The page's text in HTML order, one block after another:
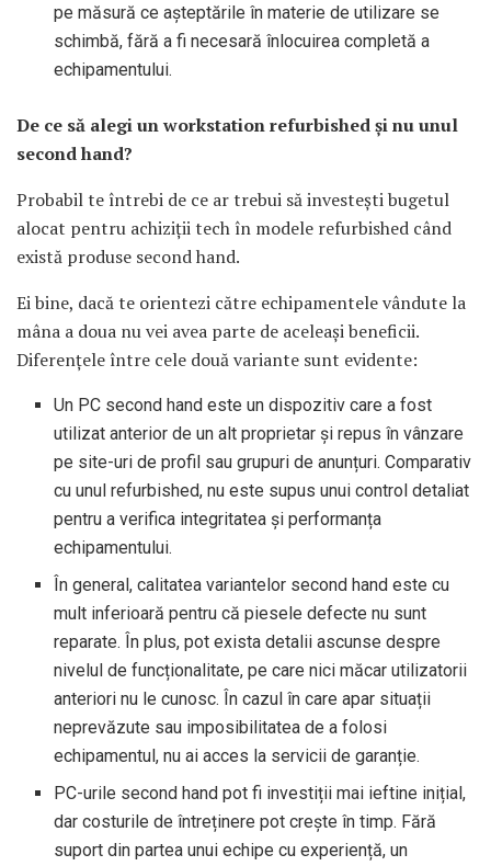
pe măsură ce așteptările în materie de utilizare se
schimbă, fără a fi necesară înlocuirea completă a
echipamentului.
De ce să alegi un workstation refurbished și nu unul
second hand?
Probabil te întrebi de ce ar trebui să investești bugetul
alocat pentru achiziții tech în modele refurbished când
există produse second hand.
Ei bine, dacă te orientezi către echipamentele vândute la
mâna a doua nu vei avea parte de aceleași beneficii.
Diferențele între cele două variante sunt evidente:
Un PC second hand este un dispozitiv care a fost
utilizat anterior de un alt proprietar și repus în vânzare
pe site-uri de profil sau grupuri de anunțuri. Comparativ
cu unul refurbished, nu este supus unui control detaliat
pentru a verifica integritatea și performanța
echipamentului.
În general, calitatea variantelor second hand este cu
mult inferioară pentru că piesele defecte nu sunt
reparate. În plus, pot exista detalii ascunse despre
nivelul de funcționalitate, pe care nici măcar utilizatorii
anteriori nu le cunosc. În cazul în care apar situații
neprevăzute sau imposibilitatea de a folosi
echipamentul, nu ai acces la servicii de garanție.
PC-urile second hand pot fi investiții mai ieftine inițial,
dar costurile de întreținere pot crește în timp. Fără
suport din partea unui echipe cu experiență, un